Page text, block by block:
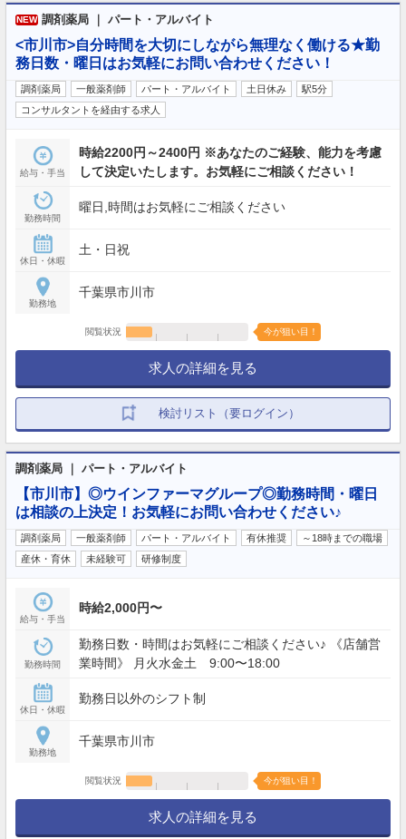
NEW 調剤薬局 ｜ パート・アルバイト
<市川市>自分時間を大切にしながら無理なく働ける★勤
務日数・曜日はお気軽にお問い合わせください！
調剤薬局 一般薬剤師 パート・アルバイト 土日休み
駅5分
コンサルタントを経由する求人
給与・手当
時給2200円～2400円 ※あなたのご経験、能力を考慮
して決定いたします。お気軽にご相談ください！
勤務時間
曜日,時間はお気軽にご相談ください
休日・休暇
土・日祝
勤務地
千葉県市川市
閲覧状況 今が狙い目！
求人の詳細を見る
検討リスト（要ログイン）
調剤薬局 ｜ パート・アルバイト
【市川市】◎ウインファーマグループ◎勤務時間・曜日
は相談の上決定！お気軽にお問い合わせください♪
調剤薬局 一般薬剤師 パート・アルバイト 有休推奨
～18時までの職場
産休・育休
未経験可 研修制度
給与・手当
時給2,000円〜
勤務時間
勤務日数・時間はお気軽にご相談ください♪ 《店舗営
業時間》 月火水金土 9:00〜18:00
休日・休暇
勤務日以外のシフト制
勤務地
千葉県市川市
閲覧状況 今が狙い目！
求人の詳細を見る